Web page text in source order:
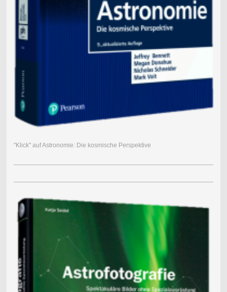
"Klick" auf Astronomie: Die kosmische Perspektive